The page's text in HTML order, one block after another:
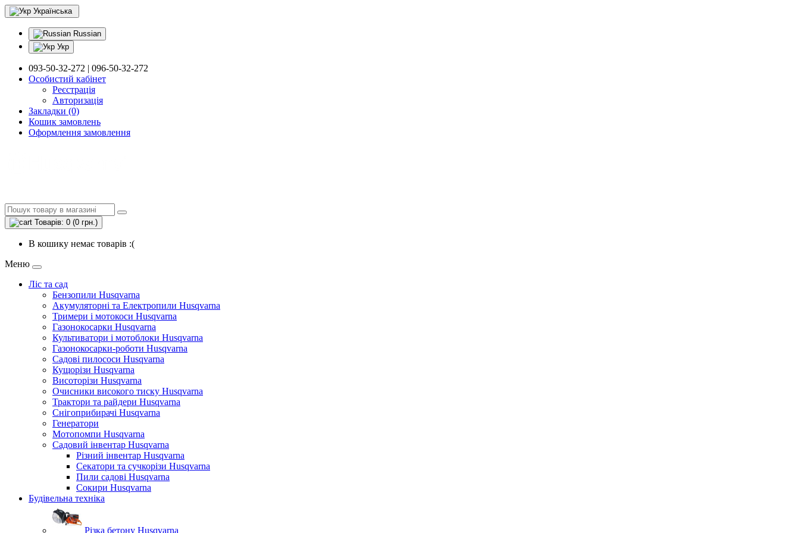
Українська
Russian
Укр
093-50-32-272 | 096-50-32-272
Особистий кабінет
Реєстрація
Авторизація
Закладки (0)
Кошик замовлень
Оформлення замовлення
Товарів: 0 (0 грн.)
В кошику немає товарів :(
Меню
Ліс та сад
Бензопили Husqvarna
Акумуляторні та Електропили Husqvarna
Тримери і мотокоси Husqvarna
Газонокосарки Husqvarna
Культиватори і мотоблоки Husqvarna
Газонокосарки-роботи Husqvarna
Садові пилососи Husqvarna
Кущорізи Husqvarna
Висоторізи Husqvarna
Очисники високого тиску Husqvarna
Трактори та райдери Husqvarna
Снігоприбирачі Husqvarna
Генератори
Мотопомпи Husqvarna
Садовий інвентар Husqvarna
Різний інвентар Husqvarna
Секатори та сучкорізи Husqvarna
Пили садові Husqvarna
Сокири Husqvarna
Будівельна техніка
Різка бетону Husqvarna